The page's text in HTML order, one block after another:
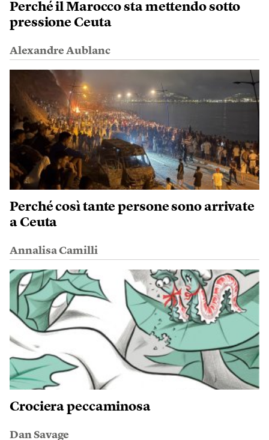
Perché il Marocco sta mettendo sotto
pressione Ceuta
Alexandre Aublanc
Perché così tante persone sono arrivate
a Ceuta
Annalisa Camilli
Crociera peccaminosa
Dan Savage